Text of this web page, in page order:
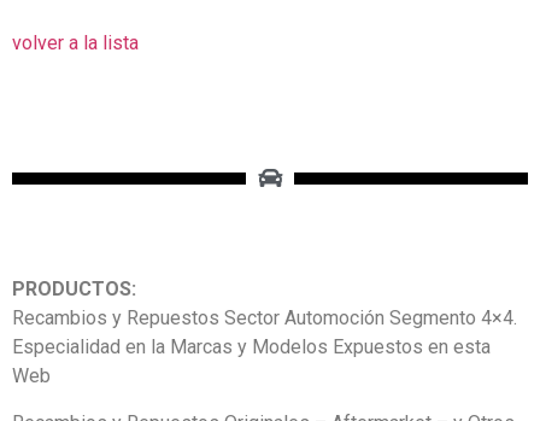
volver a la lista
PRODUCTOS:
Recambios y Repuestos Sector Automoción Segmento 4×4.
Especialidad en la Marcas y Modelos Expuestos en esta
Web